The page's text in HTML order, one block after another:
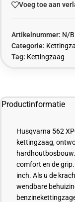
Voeg toe aan
Artikelnummer: N/B
Categorie:
Tag: Kettingzaag
Productinformatie
Husqvarna 562
kettingzaag,
comfort en de
inch. Als u de
wendbare